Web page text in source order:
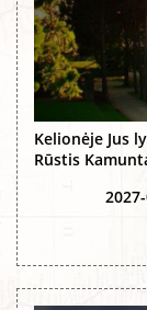
Kelionėje Jus
Rūstis